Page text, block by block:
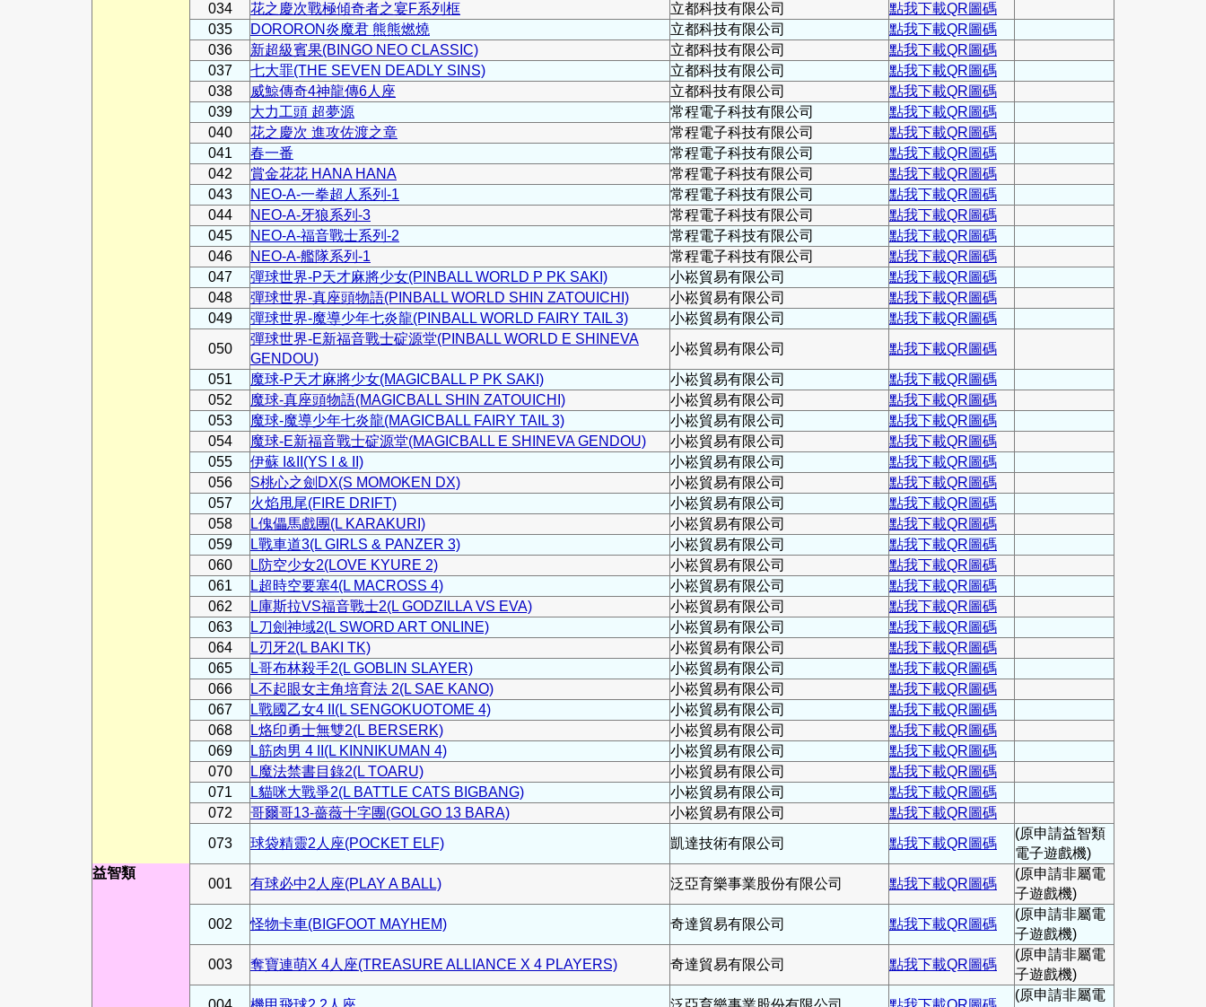
034
花之慶次戰極傾奇者之宴F系列框 立都科技有限公司
點我下載QR圖碼
035
DORORON炎魔君 熊熊燃燒 立都科技有限公司
點我下載QR圖碼
036
新超級賓果(BINGO NEO CLASSIC) 立都科技有限公司
點我下載QR圖碼
037
七大罪(THE SEVEN DEADLY SINS) 立都科技有限公司
點我下載QR圖碼
038
威鯨傳奇4神龍傳6人座 立都科技有限公司
點我下載QR圖碼
039
大力工頭 超夢源 常程電子科技有限公司
點我下載QR圖碼
040
花之慶次 進攻佐渡之章 常程電子科技有限公司
點我下載QR圖碼
041
春一番 常程電子科技有限公司
點我下載QR圖碼
042
賞金花花 HANA HANA 常程電子科技有限公司
點我下載QR圖碼
043
NEO-A-一拳超人系列-1 常程電子科技有限公司
點我下載QR圖碼
044
NEO-A-牙狼系列-3 常程電子科技有限公司
點我下載QR圖碼
045
NEO-A-福音戰士系列-2 常程電子科技有限公司
點我下載QR圖碼
046
NEO-A-艦隊系列-1 常程電子科技有限公司
點我下載QR圖碼
047
彈球世界-P天才麻將少女(PINBALL WORLD P PK SAKI) 小崧貿易有限公司
點我下載QR圖碼
048
彈球世界-真座頭物語(PINBALL WORLD SHIN ZATOUICHI) 小崧貿易有限公司
點我下載QR圖碼
049
彈球世界-魔導少年七炎龍(PINBALL WORLD FAIRY TAIL 3) 小崧貿易有限公司
點我下載QR圖碼
050
彈球世界-E新福音戰士碇源堂(PINBALL WORLD E SHINEVA
GENDOU)
小崧貿易有限公司
點我下載QR圖碼
051
魔球-P天才麻將少女(MAGICBALL P PK SAKI) 小崧貿易有限公司
點我下載QR圖碼
052
魔球-真座頭物語(MAGICBALL SHIN ZATOUICHI) 小崧貿易有限公司
點我下載QR圖碼
053
魔球-魔導少年七炎龍(MAGICBALL FAIRY TAIL 3) 小崧貿易有限公司
點我下載QR圖碼
054
魔球-E新福音戰士碇源堂(MAGICBALL E SHINEVA GENDOU) 小崧貿易有限公司
點我下載QR圖碼
055
伊蘇 I&II(YS I & II) 小崧貿易有限公司
點我下載QR圖碼
056
S桃心之劍DX(S MOMOKEN DX) 小崧貿易有限公司
點我下載QR圖碼
057
火焰甩尾(FIRE DRIFT) 小崧貿易有限公司
點我下載QR圖碼
058
L傀儡馬戲團(L KARAKURI) 小崧貿易有限公司
點我下載QR圖碼
059
L戰車道3(L GIRLS & PANZER 3) 小崧貿易有限公司
點我下載QR圖碼
060
L防空少女2(LOVE KYURE 2) 小崧貿易有限公司
點我下載QR圖碼
061
L超時空要塞4(L MACROSS 4) 小崧貿易有限公司
點我下載QR圖碼
062
L庫斯拉VS福音戰士2(L GODZILLA VS EVA) 小崧貿易有限公司
點我下載QR圖碼
063
L刀劍神域2(L SWORD ART ONLINE) 小崧貿易有限公司
點我下載QR圖碼
064
L刃牙2(L BAKI TK) 小崧貿易有限公司
點我下載QR圖碼
065
L哥布林殺手2(L GOBLIN SLAYER) 小崧貿易有限公司
點我下載QR圖碼
066
L不起眼女主角培育法 2(L SAE KANO) 小崧貿易有限公司
點我下載QR圖碼
067
L戰國乙女4 II(L SENGOKUOTOME 4) 小崧貿易有限公司
點我下載QR圖碼
068
L烙印勇士無雙2(L BERSERK) 小崧貿易有限公司
點我下載QR圖碼
069
L筋肉男 4 II(L KINNIKUMAN 4) 小崧貿易有限公司
點我下載QR圖碼
070
L魔法禁書目錄2(L TOARU) 小崧貿易有限公司
點我下載QR圖碼
071
L貓咪大戰爭2(L BATTLE CATS BIGBANG) 小崧貿易有限公司
點我下載QR圖碼
072
哥爾哥13-薔薇十字團(GOLGO 13 BARA) 小崧貿易有限公司
點我下載QR圖碼
073
球袋精靈2人座(POCKET ELF) 凱達技術有限公司 點我下載QR圖碼
(原申請益智類
電子遊戲機)
益智類
001 有球必中2人座(PLAY A BALL) 泛亞育樂事業股份有限公司 點我下載QR圖碼
(原申請非屬電
子遊戲機)
002
怪物卡車(BIGFOOT MAYHEM) 奇達貿易有限公司 點我下載QR圖碼
(原申請非屬電
子遊戲機)
003
奪寶連萌X 4人座(TREASURE ALLIANCE X 4 PLAYERS) 奇達貿易有限公司 點我下載QR圖碼
(原申請非屬電
子遊戲機)
(原申請非屬電